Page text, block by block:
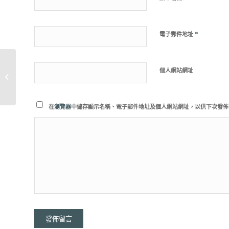
電子郵件地址 *
個人網站網址
在瀏覽器中儲存顯示名稱、電子郵件地址及個人網站網址，以供下次發佈
產之放電式（電暈式）避雷�...